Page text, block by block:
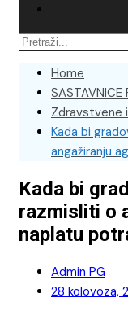
Home
SASTAVNICE
Zdravstvene
Kada bi
angažiranju
Kada bi
razmisliti o
naplatu
Admin PG
28 kolovoza,